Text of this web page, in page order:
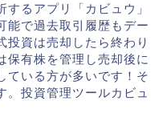
るアプリ「カビュウ」
能で過去取引履歴もデー
投資は売却したら終わり
保有株を管理し売却後に
ている方が多いです！そ
。投資管理ツールカビュ